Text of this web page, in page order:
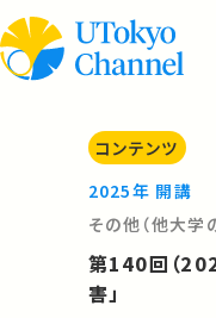
コンテンツ
2025年 開講
その他（他大学
第140回（
害」